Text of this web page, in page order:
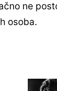
ne
osoba.